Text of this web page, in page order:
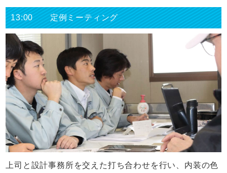
13:00 定例ミーティング
上司と設計事務所を交えた打ち合わせを行い、内装の色